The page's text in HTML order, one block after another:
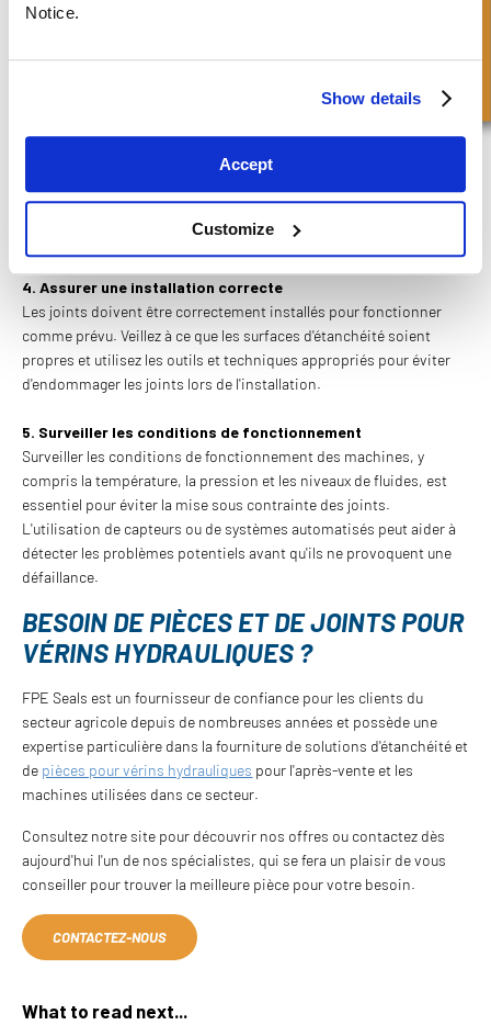
Notice.
Show details
Accept
Customize
2. Effectuer des inspections et la maintenance régulières
joints sur mesure
pour le type et le modèle de machine que vous utilisez. Des joints
mal adaptés peuvent entraîner des défaillances précoces et des
4. Assurer une installation correcte
Les joints doivent être correctement installés pour fonctionner
comme prévu. Veillez à ce que les surfaces d'étanchéité soient
propres et utilisez les outils et techniques appropriés pour éviter
d'endommager les joints lors de l'installation.
5. Surveiller les conditions de fonctionnement
Surveiller les conditions de fonctionnement des machines, y
compris la température, la pression et les niveaux de fluides, est
essentiel pour éviter la mise sous contrainte des joints.
L'utilisation de capteurs ou de systèmes automatisés peut aider à
détecter les problèmes potentiels avant qu'ils ne provoquent une
défaillance.
BESOIN DE PIÈCES ET DE JOINTS POUR
VÉRINS HYDRAULIQUES ?
FPE Seals est un fournisseur de confiance pour les clients du
secteur agricole depuis de nombreuses années et possède une
expertise particulière dans la fourniture de solutions d'étanchéité et
de pièces pour vérins hydrauliques pour l'après-vente et les
machines utilisées dans ce secteur.
Consultez notre site pour découvrir nos offres ou contactez dès
aujourd'hui l'un de nos spécialistes, qui se fera un plaisir de vous
conseiller pour trouver la meilleure pièce pour votre besoin.
CONTACTEZ-NOUS
What to read next...
Demande rapide